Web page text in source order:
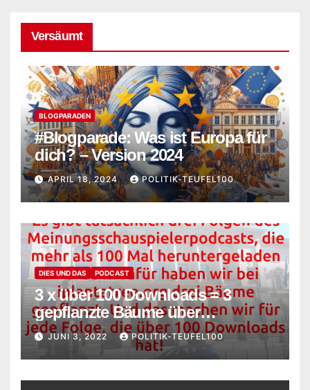
Versäumt
BLOGPARADEN
#Blogparade: Was ist Europa für
dich? – Version 2024
APRIL 18, 2024 POLITIK-TEUFEL100
DIES UND DAS PODCAST
3 x über 100 Downloads = 3
gepflanzte Bäume über
iplantatree.org
JUNI 3, 2022 POLITIK-TEUFEL100